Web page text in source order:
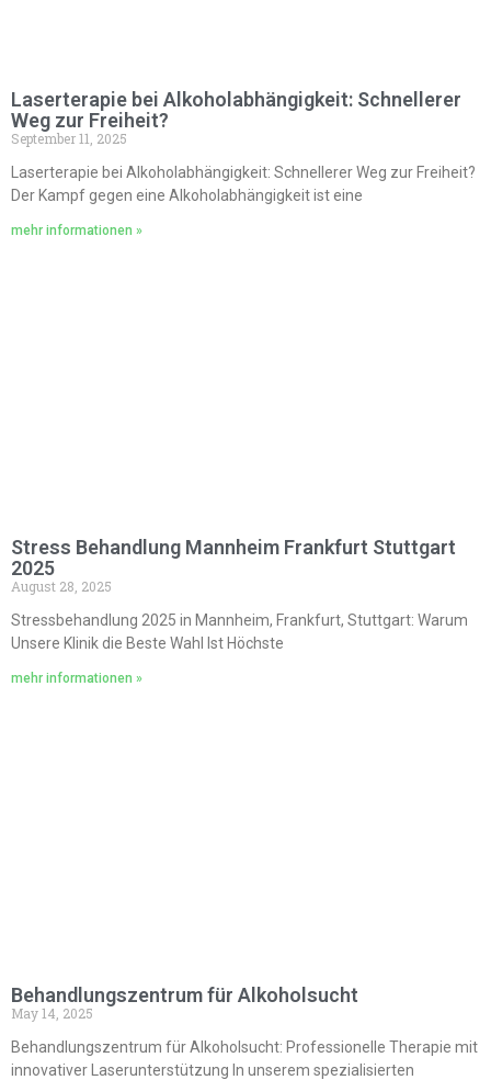
Laserterapie bei Alkoholabhängigkeit: Schnellerer
Weg zur Freiheit?
September 11, 2025
Laserterapie bei Alkoholabhängigkeit: Schnellerer Weg zur Freiheit?
Der Kampf gegen eine Alkoholabhängigkeit ist eine
mehr informationen »
Stress Behandlung Mannheim Frankfurt Stuttgart
2025
August 28, 2025
Stressbehandlung 2025 in Mannheim, Frankfurt, Stuttgart: Warum
Unsere Klinik die Beste Wahl Ist Höchste
mehr informationen »
Behandlungszentrum für Alkoholsucht
May 14, 2025
Behandlungszentrum für Alkoholsucht: Professionelle Therapie mit
innovativer Laserunterstützung In unserem spezialisierten